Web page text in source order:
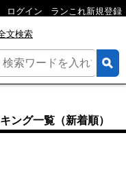
ログイン ランこれ新規登録
文検索
ング一覧（新着順）